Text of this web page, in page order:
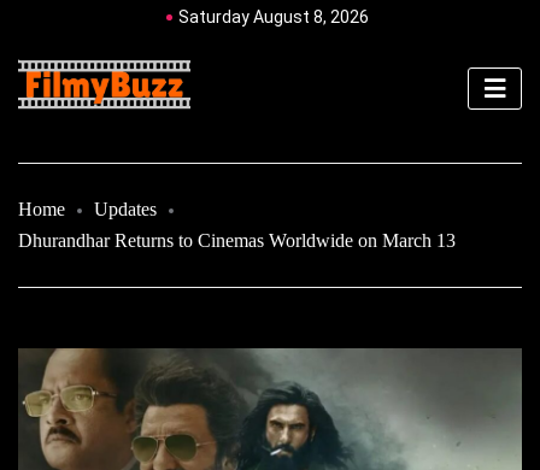
Saturday August 8, 2026
Home
Updates
Dhurandhar Returns to Cinemas Worldwide on March 13